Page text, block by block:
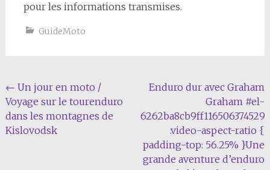
pour les informations transmises.
GuideMoto
Navigation
de
l'article
← Un jour en moto /
Voyage sur le tourenduro
dans les montagnes de
Kislovodsk
Enduro dur avec Graham
Graham #el-
.video-aspect-ratio {
padding-top: 56.25% }Une
grande aventure d’enduro